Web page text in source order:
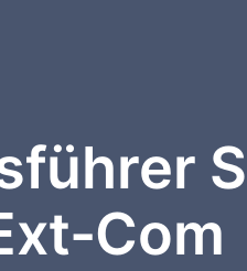
Com